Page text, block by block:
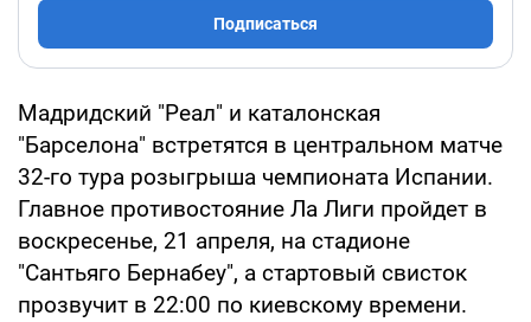
Подписаться
Мадридский "Реал" и каталонская
"Барселона" встретятся в центральном матче
32-го тура розыгрыша чемпионата Испании.
Главное противостояние Ла Лиги пройдет в
воскресенье, 21 апреля, на стадионе
"Сантьяго Бернабеу", а стартовый свисток
прозвучит в 22:00 по киевскому времени.